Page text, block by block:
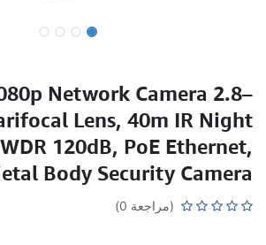
Network Camera 2.8–
Lens, 40m IR Night
120dB, PoE Ethernet,
Body Security Camera
(مراجعة 0)